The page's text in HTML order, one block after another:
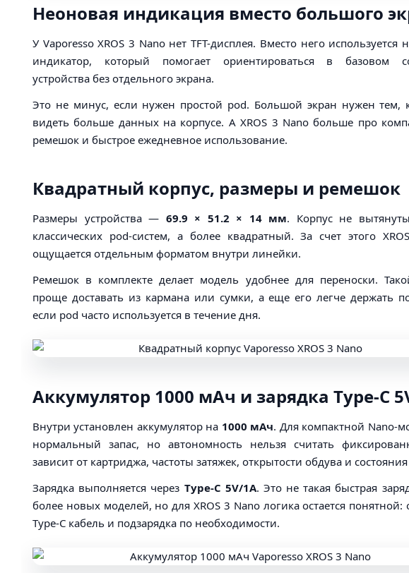
Неоновая индикация вместо большого
У Vaporesso XROS 3 Nano нет TFT-дисплея. Вместо него используется
индикатор, который помогает ориентироваться в базовом
устройства без отдельного экрана.
Это не минус, если нужен простой pod. Большой экран нужен тем,
видеть больше данных на корпусе. А XROS 3 Nano больше про
ремешок и быстрое ежедневное использование.
Квадратный корпус, размеры и ремешок
Размеры устройства — 69.9 × 51.2 × 14 мм. Корпус не
классических pod-систем, а более квадратный. За счет этого
ощущается отдельным форматом внутри линейки.
Ремешок в комплекте делает модель удобнее для переноски.
проще доставать из кармана или сумки, а еще его легче держать
если pod часто используется в течение дня.
Аккумулятор 1000 мАч и зарядка Type-C
Внутри установлен аккумулятор на 1000 мАч. Для компактной Nano-
нормальный запас, но автономность нельзя считать
зависит от картриджа, частоты затяжек, открытости обдува и
Зарядка выполняется через Type-C 5V/1A. Это не такая быстрая
более новых моделей, но для XROS 3 Nano логика остается
Type-C кабель и подзарядка по необходимости.